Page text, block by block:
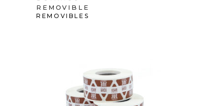
REMOVIBLE
REMOVIBLES
ADD TO CART